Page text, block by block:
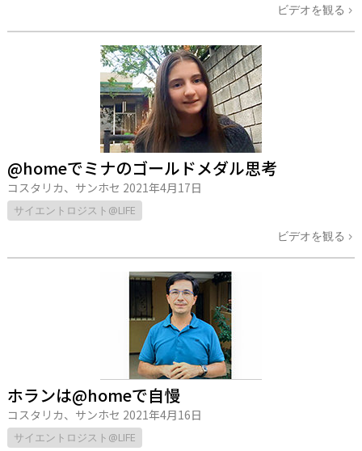
ビデオを観る
@homeでミナのゴールドメダル思考
コスタリカ、サンホセ 2021年4月17日
サイエントロジスト@LIFE
ビデオを観る
ホランは@homeで自慢
コスタリカ、サンホセ 2021年4月16日
サイエントロジスト@LIFE